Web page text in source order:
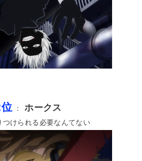
： ホークス
つけられる必要なんてない